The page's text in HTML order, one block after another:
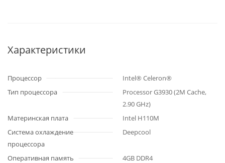
Характеристики
Процессор
Intel® Celeron®
Тип процессора
Processor G3930 (2M Cache,
2.90 GHz)
Материнская плата
Intel H110M
Система охлаждение
процессора
Deepcool
Оперативная память
4GB DDR4